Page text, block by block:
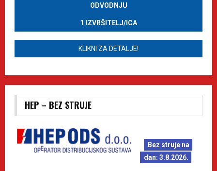
ODVODNJU
1 IZVRŠITELJ/ICA
KLIKNI ZA DETALJE!
HEP – BEZ STRUJE
Bez struje na
dan: 3.8.2026.